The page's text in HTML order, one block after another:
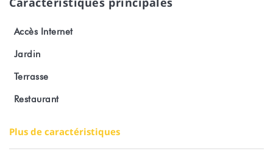
Accès Internet
Jardin
Terrasse
Restaurant
Plus de caractéristiques